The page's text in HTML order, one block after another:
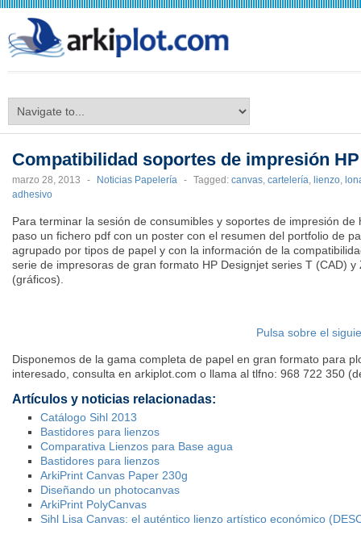
Compatibilidad soportes de impresión
marzo 28, 2013 - Noticias Papelería - Tagged: canvas, cartelería, lienzo,
adhesivo
Para terminar la sesión de consumibles y soportes de impresión de
paso un fichero pdf con un poster con el resumen del portfolio de
agrupado por tipos de papel y con la información de la
serie de impresoras de gran formato HP Designjet series T (CAD) y
(gráficos).
Pulsa sobre el
Disponemos de la gama completa de papel en gran formato para
interesado, consulta en arkiplot.com o llama al tlfno: 968 722 350
Artículos y noticias relacionadas:
Catálogo Sihl 2013
Bastidores para lienzos
Comparativa Lienzos para Base agua
Bastidores para lienzos
ArkiPrint Canvas Paper 230g
Diseñando un photocanvas
ArkiPrint PolyCanvas
Sihl Lisa Canvas: el auténtico lienzo artístico económico